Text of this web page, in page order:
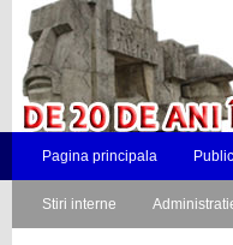
Pagina principala
Stiri interne